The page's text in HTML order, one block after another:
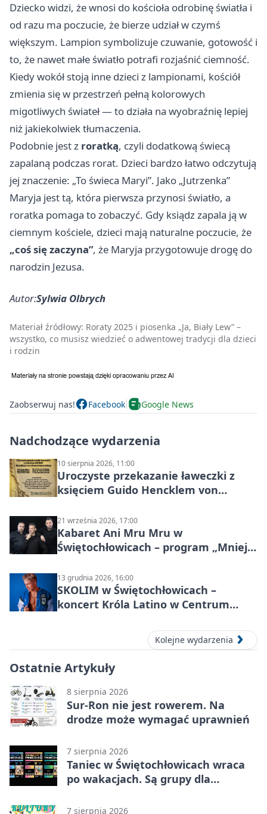
Dziecko widzi, że wnosi do kościoła odrobinę światła i
od razu ma poczucie, że bierze udział w czymś
większym. Lampion symbolizuje czuwanie, gotowość i
to, że nawet małe światło potrafi rozjaśnić ciemność.
Kiedy wokół stoją inne dzieci z lampionami, kościół
zmienia się w przestrzeń pełną kolorowych
migotliwych świateł — to działa na wyobraźnię lepiej
niż jakiekolwiek tłumaczenia.
Podobnie jest z roratką, czyli dodatkową świecą
zapalaną podczas rorat. Dzieci bardzo łatwo odczytują
jej znaczenie: „To świeca Maryi”. Jako „Jutrzenka”
Maryja jest tą, która pierwsza przynosi światło, a
roratka pomaga to zobaczyć. Gdy ksiądz zapala ją w
ciemnym kościele, dzieci mają naturalne poczucie, że
„coś się zaczyna”, że Maryja przygotowuje drogę do
narodzin Jezusa.
Autor:Sylwia Olbrych
Materiał źródłowy: Roraty 2025 i piosenka „Ja, Biały Lew” –
wszystko, co musisz wiedzieć o adwentowej tradycji dla dzieci
i rodzin
Zaobserwuj nas! Facebook Google News
Nadchodzące wydarzenia
10 sierpnia 2026, 11:00
Uroczyste przekazanie ławeczki z
księciem Guido Hencklem von
21 września 2026, 17:00
Kabaret Ani Mru Mru w
Świętochłowicach – program „Mniej
13 grudnia 2026, 16:00
SKOLIM w Świętochłowicach –
koncert Króla Latino w Centrum
Kolejne wydarzenia
Ostatnie Artykuły
8 sierpnia 2026
Sur-Ron nie jest rowerem. Na
drodze może wymagać uprawnień
7 sierpnia 2026
Taniec w Świętochłowicach wraca
po wakacjach. Są grupy dla
7 sierpnia 2026